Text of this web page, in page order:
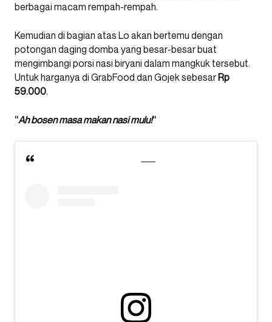
berbagai macam rempah-rempah.
Kemudian di bagian atas Lo akan bertemu dengan
potongan daging domba yang besar-besar buat
mengimbangi porsi nasi biryani dalam mangkuk tersebut.
Untuk harganya di GrabFood dan Gojek sebesar Rp
59.000.
“Ah bosen masa makan nasi mulu!“